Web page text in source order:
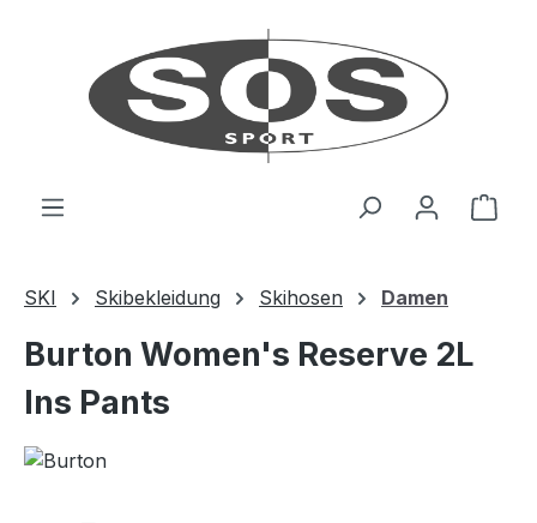
SKI Skibekleidung Skihosen Damen
Burton Women's Reserve 2L
Ins Pants